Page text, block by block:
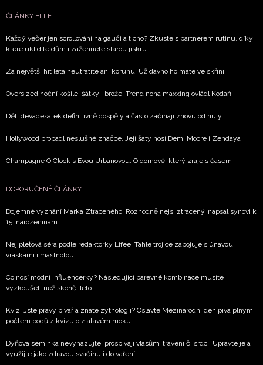
Vašimi údaji pracovat zejména k organizaci a
Chcete navíc dostávat i další zajímavé a exkluzivní
soukromí BurdaMedia Extra s.r.o., zaškrtněte toto pole.
ČLÁNKY ELLE
Každý večer jen scrollování na gauči a ticho? Zkuste s partnerem rutinu, díky
které uklidíte dům i zažehnete starou jiskru
Za největší hit léta neutratíte ani korunu. Už dávno ho máte ve skříni
Oversized noční košile, šátky i brože. Trend nona maxxing ovládl Kodaň
Děti devadesátek definitivně dospěly a často začínají znovu od nuly
Hollywood propadl neslušné značce. Její šaty nosí Demi Moore i Zendaya
Champagne O'Clock s Evou Urbanovou: O domově, který zraje s časem
DOPORUČENÉ ČLÁNKY
Dojemné vyznání Marka Ztraceného: Rozhodně nejsi ztracený, napsal synovi k
15. narozeninám
Nej pleťová séra podle redaktorky Lifee: Tahle trojice zabojuje s únavou,
vráskami i mastnotou
Co nosí módní influencerky? Následující barevné kombinace musíte
vyzkoušet, než skončí léto
Kvíz: Jste pravý pivař a znáte zythologii? Oslavte Mezinárodní den piva plným
počtem bodů z kvízu o zlatavém moku
Dýňová semínka nevyhazujte, prospívají vlasům, trávení či srdci. Upravte je a
využijte jako zdravou svačinu i do vaření